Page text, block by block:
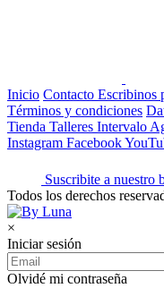
Inicio Contacto Escribinos
Términos y condiciones
Tienda Talleres Intervalo
Instagram Facebook
Suscribite a nuestro
Todos los derechos
×
Iniciar sesión
Olvidé mi contraseña